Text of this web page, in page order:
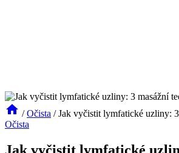
/ Očista / Jak vyčistit lymfatické uzliny:
Očista